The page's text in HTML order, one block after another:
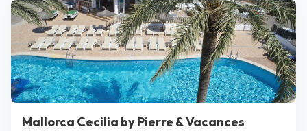
Mallorca Cecilia by Pierre & Vacances